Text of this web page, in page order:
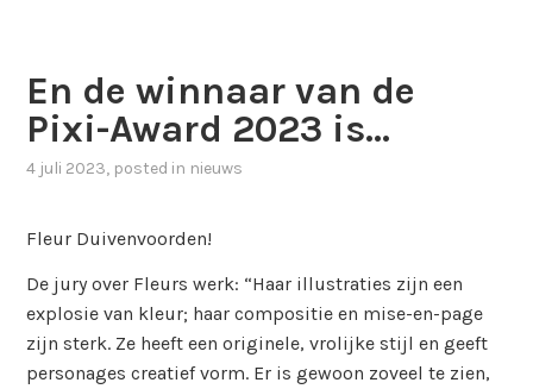
En de winnaar van de
Pixi-Award 2023 is…
4 juli 2023, posted in nieuws
Fleur Duivenvoorden!
De jury over Fleurs werk: “Haar illustraties zijn een
explosie van kleur; haar compositie en mise-en-page
zijn sterk. Ze heeft een originele, vrolijke stijl en geeft
personages creatief vorm. Er is gewoon zoveel te zien,